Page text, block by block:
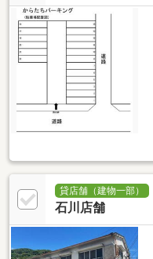
貸店舗（建物一部）
石川店舗